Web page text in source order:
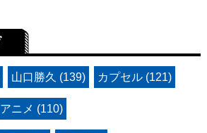
山口勝久 (139) カプセル (121)
アニメ (110)